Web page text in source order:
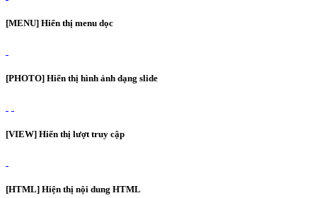
[MENU] Hiển thị menu dọc
[PHOTO] Hiển thị hình ảnh dạng slide
[VIEW] Hiển thị lượt truy cập
[HTML] Hiện thị nội dung HTML